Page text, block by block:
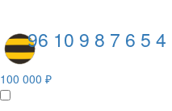
96 10 9 8 7 6 5 4
100 000 ₽